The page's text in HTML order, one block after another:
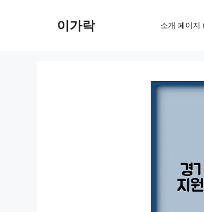
이가락 소개 페이지